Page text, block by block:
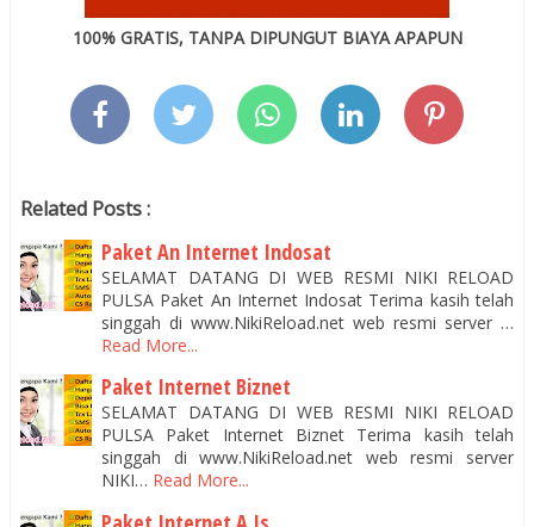
100% GRATIS, TANPA DIPUNGUT BIAYA APAPUN
Related Posts :
Paket An Internet Indosat
SELAMAT DATANG DI WEB RESMI NIKI RELOAD
PULSA Paket An Internet Indosat Terima kasih telah
singgah di www.NikiReload.net web resmi server …
Read More...
Paket Internet Biznet
SELAMAT DATANG DI WEB RESMI NIKI RELOAD
PULSA Paket Internet Biznet Terima kasih telah
singgah di www.NikiReload.net web resmi server
NIKI… Read More...